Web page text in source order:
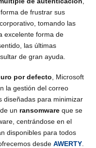
de frustrar sus
tomando las
excelente forma de
las últimas
de gran ayuda.
por defecto , Microsoft
la gestión del correo
diseñadas para minimizar
un ransomware que se
centrándose en el
disponibles para todos
desdeAWERTY